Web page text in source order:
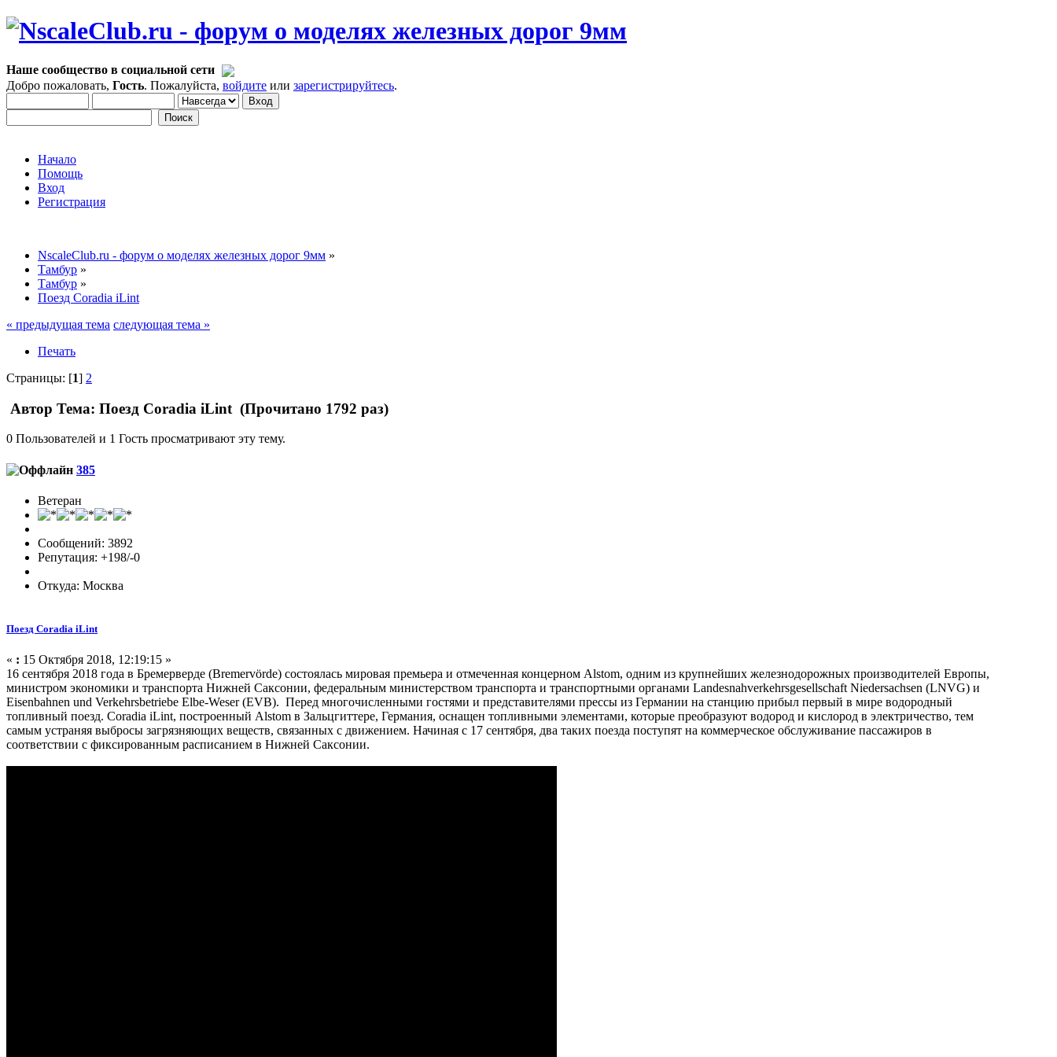
Наше сообщество в социальной сети
Добро пожаловать, Гость. Пожалуйста, войдите или зарегистрируйтесь.
Начало
Помощь
Вход
Регистрация
NscaleClub.ru - форум о моделях железных дорог 9мм »
Тамбур »
Тамбур »
Поезд Coradia iLint
« предыдущая тема следующая тема »
Печать
Страницы: [1] 2
Автор Тема: Поезд Coradia iLint (Прочитано 1792 раз)
0 Пользователей и 1 Гость просматривают эту тему.
385
Ветеран
Сообщений: 3892
Репутация: +198/-0
Откуда: Москва
Поезд Coradia iLint
« : 15 Октября 2018, 12:19:15 »
16 сентября 2018 года в Бремерверде (Bremervörde) состоялась мировая премьера и отмеченная концерном Alstom, одним из крупнейших железнодорожных производителей Европы,
министром экономики и транспорта Нижней Саксонии, федеральным министерством транспорта и транспортными органами Landesnahverkehrsgesellschaft Niedersachsen (LNVG) и
Eisenbahnen und Verkehrsbetriebe Elbe-Weser (EVB). Перед многочисленными гостями и представителями прессы из Германии на станцию прибыл первый в мире водородный
топливный поезд. Coradia iLint, построенный Alstom в Зальцгиттере, Германия, оснащен топливными элементами, которые преобразуют водород и кислород в электричество, тем
самым устраняя выбросы загрязняющих веществ, связанных с движением. Начиная с 17 сентября, два таких поезда поступят на коммерческое обслуживание пассажиров в
соответствии с фиксированным расписанием в Нижней Саксонии.